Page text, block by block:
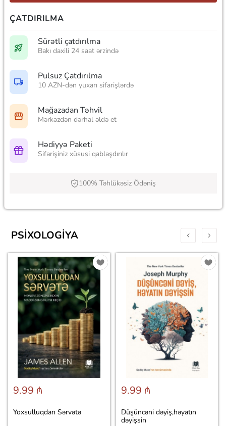
ÇATDIRILMA
Sürətli çatdırılma
Bakı daxili 24 saat ərzində
Pulsuz Çatdırılma
10 AZN-dən yuxarı sifarişlərdə
Mağazadan Təhvil
Mərkəzdən dərhal əldə et
Hədiyyə Paketi
Sifarişiniz xüsusi qablaşdırılır
100% Təhlükəsiz Ödəniş
PSIXOLOGIYA
9.99 ₼
Yoxsulluqdan Sərvətə
9.99 ₼
Düşüncəni dəyiş,həyatın
dəyişsin